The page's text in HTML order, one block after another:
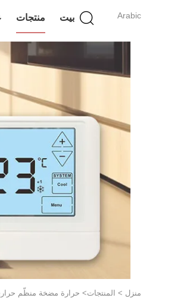
Arabic بيت منتجات
منزل > المنتجات> حرارة مضخة منظّم